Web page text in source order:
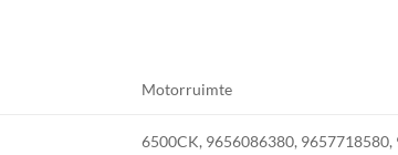
Motorruimte
6500CK, 9656086380, 9657718580,